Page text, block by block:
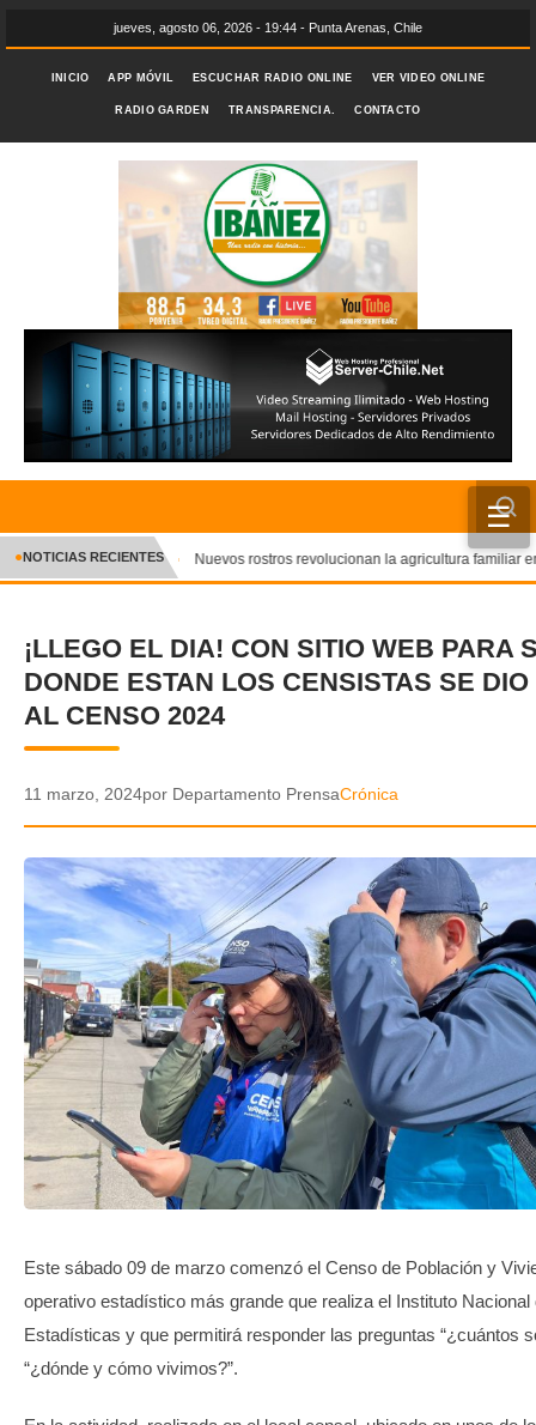
jueves, agosto 06, 2026 - 19:44 - Punta Arenas, Chile
INICIO APP MÓVIL ESCUCHAR RADIO ONLINE VER VIDEO ONLINE
RADIO GARDEN TRANSPARENCIA. CONTACTO
☰
INICIO
CRÓNICA
DEPORTES
ENTRETENIMIENTO Y CULTURA
AUDIOS
VIDEOS
GALERIA DE FOTOS
APP MÓVIL
TRANSPARENCIA
✕
●NOTICIAS RECIENTES Nuevos rostros revolucionan la agricultura familiar
¡LLEGO EL DIA! CON SITIO WEB PARA
DONDE ESTAN LOS CENSISTAS SE DIO
AL CENSO 2024
11 marzo, 2024por Departamento PrensaCrónica
Este sábado 09 de marzo comenzó el Censo de Población y
operativo estadístico más grande que realiza el Instituto Nacional
Estadísticas y que permitirá responder las preguntas “¿cuántos
“¿dónde y cómo vivimos?”.